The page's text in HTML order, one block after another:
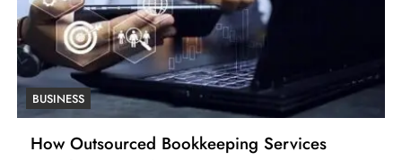
BUSINESS
How Outsourced Bookkeeping Services